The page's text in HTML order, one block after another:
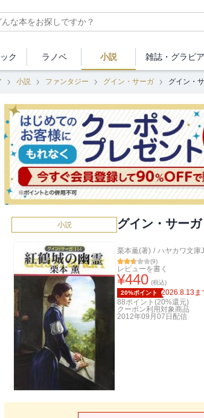
ク ラノベ 小説 雑誌・ グラビア
小説 ファンタジー グイン・サーガ グイン・
小説 グイン・サー
栗本薫(著) / ハヤカワ文庫
(9)
レビューを書く
¥440 (税込)
20%ポイント
2026.8.13ま
88ポイント(20%還元)
クーポン利用対象商品
2012年09月07日 配信